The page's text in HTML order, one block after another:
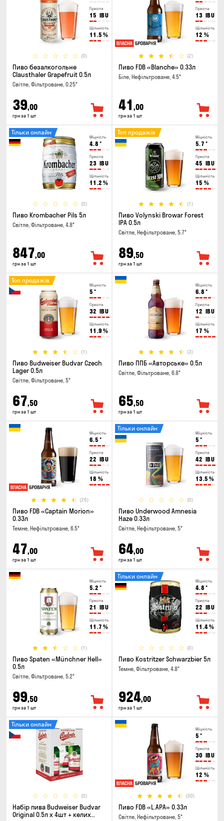
Гіркота
15 IBU
Щільність
11.5 %
(0)
Пиво безалкогольне
Clausthaler Grapefruit 0.5л
Світле, Фільтроване, 0.25°
39,00
грн за 1 шт
Гіркота
13 IBU
Щільність
12 %
(2)
Пиво FDB «Blanche» 0.33л
Біле, Нефільтроване, 4.5°
41 ,00
грн за 1 шт
Міцність
4.8 °
Гіркота
23 IBU
Щільність
11.2 %
(0)
Тільки онлайн
Пиво Krombacher Pils 5л
Світле, Фільтроване, 4.8°
847,00
грн за 1 шт
Міцність
5.7 °
Гіркота
45 IBU
Щільність
15 %
(1)
Топ продажів
Пиво Volynski Browar Forest
IPA 0.5л
Світле, Нефільтроване, 5.7°
89,50
грн за 1 шт
Міцність
5 °
Гіркота
32 IBU
Щільність
11.9 %
(1)
Топ продажів
Пиво Budweiser Budvar Czech
Lager 0.5л
Світле, Фільтроване, 5°
67,50
грн за 1 шт
Міцність
6.8 °
Гіркота
12 IBU
Щільність
17 %
(3)
Пиво ППБ «Авторське» 0.5л
Світле, Фільтроване, 6.8°
65,50
грн за 1 шт
Міцність
6.5 °
Гіркота
22 IBU
Щільність
18 %
(26)
Пиво FDB «Captain Morion»
0.33л
Темне, Нефільтроване, 6.5°
47,00
грн за 1 шт
Міцність
5 °
Гіркота
42 IBU
Щільність
13.5 %
(0)
Тільки онлайн
Пиво Underwood Amnesia
Haze 0.33л
Світле, Нефільтроване, 5°
64,00
грн за 1 шт
Міцність
5.2 °
Гіркота
21 IBU
Щільність
11.7 %
(1)
Пиво Spaten «Münchner Hell»
0.5л
Світле, Фільтроване, 5.2°
99,50
грн за 1 шт
Міцність
4.8 °
Гіркота
22 IBU
Щільність
11.4%
(0)
Тільки онлайн
Пиво Kostritzer Schwarzbier 5л
Темне, Фільтроване, 4.8°
924,00
грн за 1 шт
(0)
Тільки онлайн
Набір пива Budweiser Budvar
Original 0.5л х 4шт + келих
Міцність
5 °
Гіркота
30 IBU
Щільність
12 %
(30)
Пиво FDB «L.APA» 0.33л
Світле, Нефільтроване, 5°